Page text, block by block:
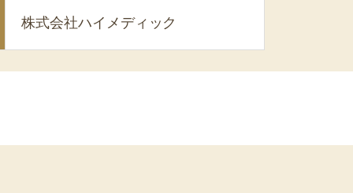
株式会社ハイメディック